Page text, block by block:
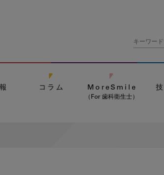
コラム MoreSmile
（For 歯科衛生士）